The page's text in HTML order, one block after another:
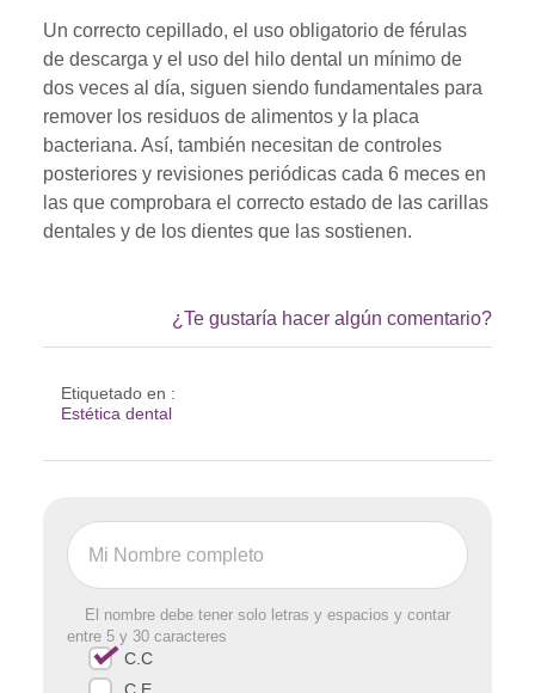
Un correcto cepillado, el uso obligatorio de férulas
de descarga y el uso del hilo dental un mínimo de
dos veces al día, siguen siendo fundamentales para
remover los residuos de alimentos y la placa
bacteriana. Así, también necesitan de controles
posteriores y revisiones periódicas cada 6 meces en
las que comprobara el correcto estado de las carillas
dentales y de los dientes que las sostienen.
¿Te gustaría hacer algún comentario?
Etiquetado en :
Estética dental
El nombre debe tener solo letras y espacios y contar
entre 5 y 30 caracteres
C.C